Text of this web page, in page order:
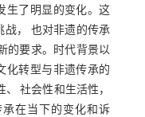
生了明显的变化。这
战， 也对非遗的传承
的要求。时代背景以
化转型与非遗传承的
社会性和生活性，
在当下的变化和诉